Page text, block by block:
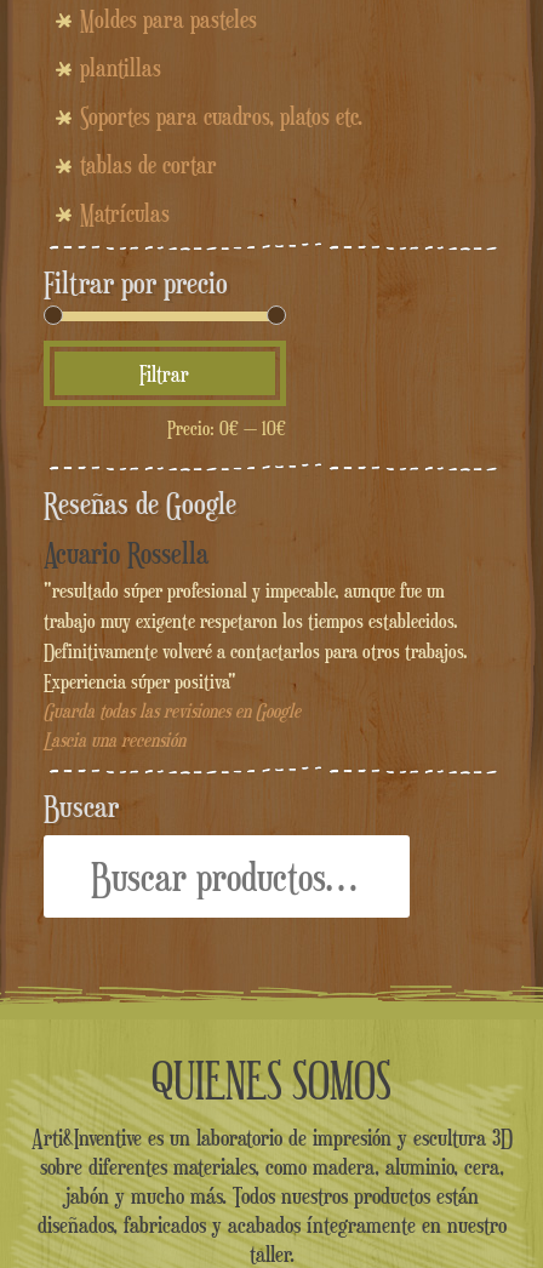
Moldes para pasteles
plantillas
Soportes para cuadros, platos etc.
tablas de cortar
Matrículas
Filtrar por precio
mínimo
máximo
Filtrar
Precio: 0€— 10€
Reseñas de Google
Acuario Rossella
"resultado súper profesional y impecable, aunque fue un
trabajo muy exigente respetaron los tiempos establecidos.
Definitivamente volveré a contactarlos para otros trabajos.
Experiencia súper positiva"
Guarda todas las revisiones en Google
Lascia una recensión
Buscar
Buscar
QUIENES SOMOS
Arti&Inventive es un laboratorio de impresión y escultura 3D
sobre diferentes materiales, como madera, aluminio, cera,
jabón y mucho más. Todos nuestros productos están
diseñados, fabricados y acabados íntegramente en nuestro
taller.